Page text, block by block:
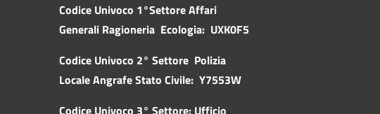
Codice Univoco 1°Settore Affari
Generali Ragioneria Ecologia: UXK0F5
Codice Univoco 2° Settore Polizia
Locale Angrafe Stato Civile: Y7553W
Codice Univoco 3° Settore: Ufficio